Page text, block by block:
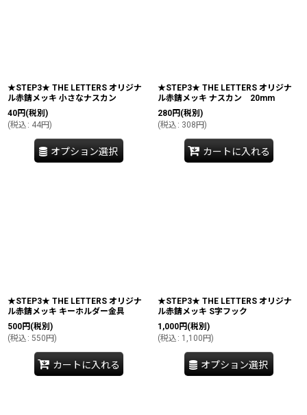
★STEP3★ THE LETTERS オリジナ
ル赤錆メッキ 小さなナスカン
40円 (税別)
(税込 : 44円)
オプション選択
★STEP3★ THE LETTERS オリジナ
ル赤錆メッキ ナスカン 20mm
280円 (税別)
(税込 : 308 円)
カートに入れる
★STEP3★ THE LETTERS オリジナ
ル赤錆メッキ キーホルダー金具
500円 (税別)
(税込 : 550 円)
カートに入れる
★STEP3★ THE LETTERS オリジナ
ル赤錆メッキ S字フック
1,000円 (税別)
(税込 : 1,100 円)
オプション選択